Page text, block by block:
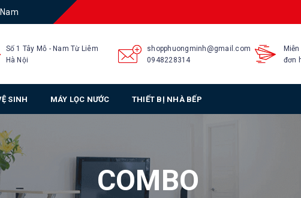
Số 1 Tây Mỗ - Nam Từ Liêm
Hà Nội
shopphuongminh@gmail.com
0948228314
đơn
SINH MÁY LỌC NƯỚC THIẾT BỊ NHÀ BẾP
COMBO